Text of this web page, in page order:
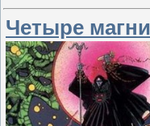
Четыре